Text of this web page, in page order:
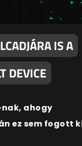
IS A
DEVICE
nak, ahogy
ez sem fogott